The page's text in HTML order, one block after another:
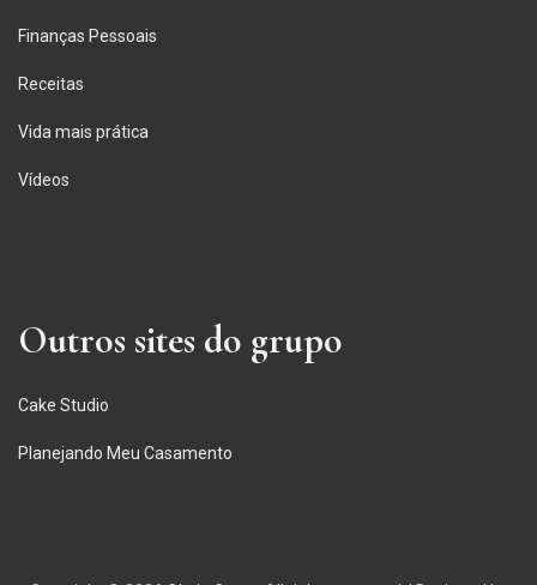
Finanças Pessoais
Receitas
Vida mais prática
Vídeos
Outros sites do grupo
Cake Studio
Planejando Meu Casamento